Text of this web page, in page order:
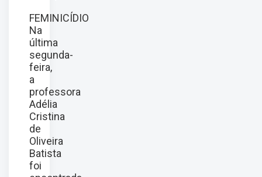
FEMINICÍDIO
Na
última
segunda-
feira,
a
professora
Adélia
Cristina
de
Oliveira
Batista
foi